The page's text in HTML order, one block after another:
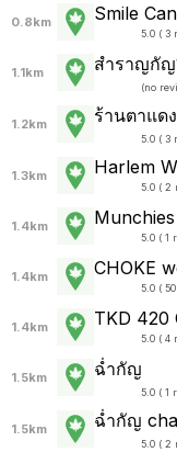
0.8km Smile
5.0 ( 3
1.1km สำราญกัญ
(no
1.2km ร้านตาแดง
5.0 ( 3
1.3km Harlem
5.0 ( 2
1.4km
5.0 ( 1
1.4km CHOKE
5.0 (
1.4km TKD 420
5.0 ( 4
1.5km ฉ่ำกัญ
5.0 ( 1
1.5km ฉ่ำกัญ
5.0 ( 2